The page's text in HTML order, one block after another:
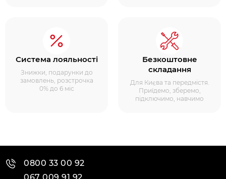
Система лояльності
Знижки, подарунки до
замовлень, розстрочка
0% до 6 міс
Безкоштовне
складання
Для Києва та передмістя.
Приїдемо, зберемо,
підключимо, навчимо
0800 33 00 92